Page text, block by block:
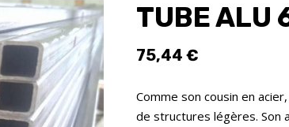
TUBE
75,44 €
Comme son cousin en
de structures légères. Son